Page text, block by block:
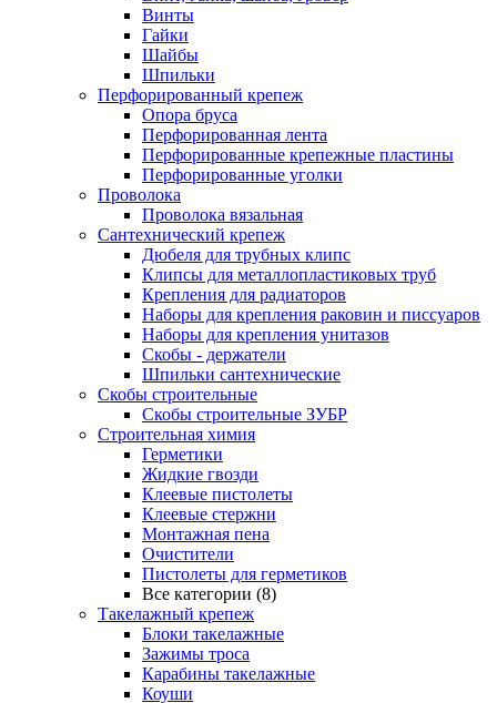
Винты
Гайки
Шайбы
Шпильки
Перфорированный крепеж
Опора бруса
Перфорированная лента
Перфорированные крепежные пластины
Перфорированные уголки
Проволока
Проволока вязальная
Сантехнический крепеж
Дюбеля для трубных клипс
Клипсы для металлопластиковых труб
Крепления для радиаторов
Наборы для крепления раковин и писсуаров
Наборы для крепления унитазов
Скобы - держатели
Шпильки сантехнические
Скобы строительные
Скобы строительные ЗУБР
Строительная химия
Герметики
Жидкие гвозди
Клеевые пистолеты
Клеевые стержни
Монтажная пена
Очистители
Пистолеты для герметиков
Все категории (8)
Такелажный крепеж
Блоки такелажные
Зажимы троса
Карабины такелажные
Коуши